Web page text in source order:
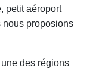
petit aéroport
nous proposions
des régions